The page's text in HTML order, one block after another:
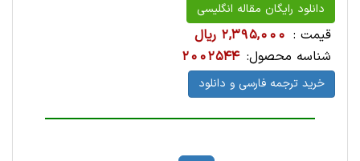
دانلود رایگان مقاله انگلیسی
قیمت : 2,395,000 ریال
شناسه محصول: 2002544
خرید ترجمه فارسی و دانلود